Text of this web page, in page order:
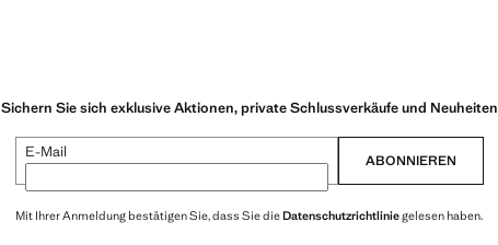
Sichern Sie sich exklusive Aktionen, private Schlussverkäufe und Neuheiten
E-Mail ABONNIEREN
Mit Ihrer Anmeldung bestätigen Sie, dass Sie dieDatenschutzrichtliniegelesen haben.